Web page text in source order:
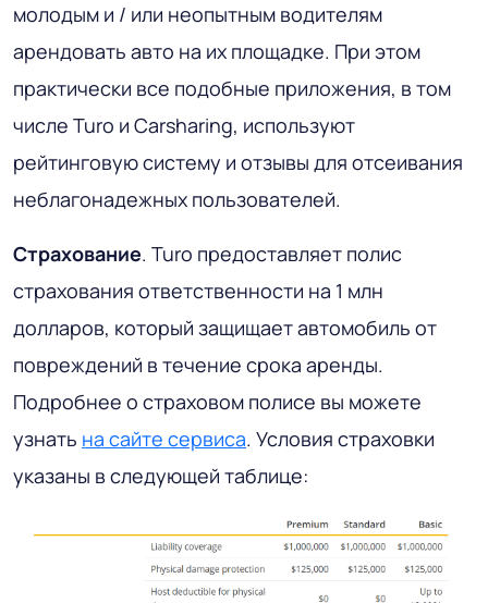
молодым и / или неопытным водителям
арендовать авто на их площадке. При этом
практически все подобные приложения, в том
числе Turo и Carsharing, используют
рейтинговую систему и отзывы для отсеивания
неблагонадежных пользователей.
Страхование. Turo предоставляет полис
страхования ответственности на 1 млн
долларов, который защищает автомобиль от
повреждений в течение срока аренды.
Подробнее о страховом полисе вы можете
узнать на сайте сервиса. Условия страховки
указаны в следующей таблице: